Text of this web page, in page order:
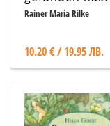
Die schonsten
Rainer Maria Rilke
10.20 € / 19.95 ЛВ.